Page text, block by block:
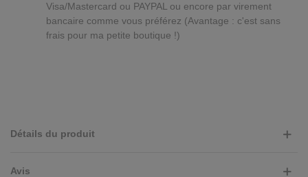
Visa/Mastercard ou PAYPAL ou encore par virement
bancaire comme vous préférez (Avantage : c'est sans
frais pour ma petite boutique !)
Détails du produit
Avis